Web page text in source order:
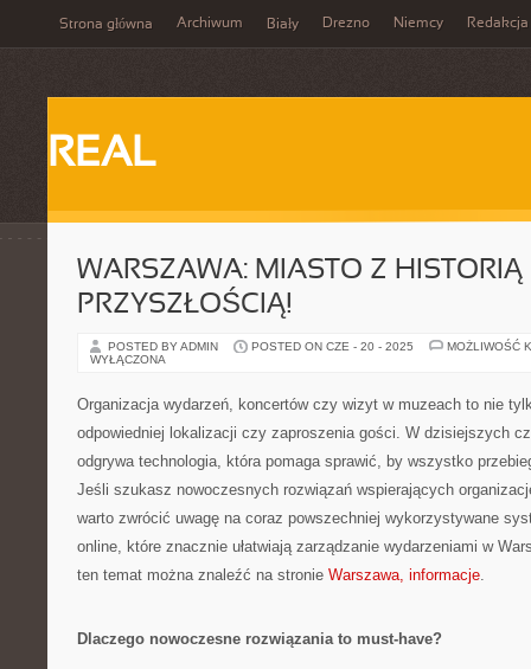
Strona główna Archiwum Biały Drezno Niemcy Redakcja
REAL
WARSZAWA: MIASTO Z HISTORIĄ
PRZYSZŁOŚCIĄ!
POSTED BY ADMIN POSTED ON CZE - 20 - 2025
MOŻLIWOŚĆ
WYŁĄCZONA
Organizacja wydarzeń, koncertów czy wizyt w muzeach to nie
odpowiedniej lokalizacji czy zaproszenia gości. W dzisiejszych
odgrywa technologia, która pomaga sprawić, by wszystko
Jeśli szukasz nowoczesnych rozwiązań wspierających
warto zwrócić uwagę na coraz powszechniej wykorzystywane
online, które znacznie ułatwiają zarządzanie wydarzeniami w
ten temat można znaleźć na stronie Warszawa, informacje.
Dlaczego nowoczesne rozwiązania to must-have?